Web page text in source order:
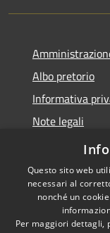
Albo pretorio
Informativa
Note legali
Dichiarazione
Questo sito web
necessari al
nonché un
Per maggiori dettagli,